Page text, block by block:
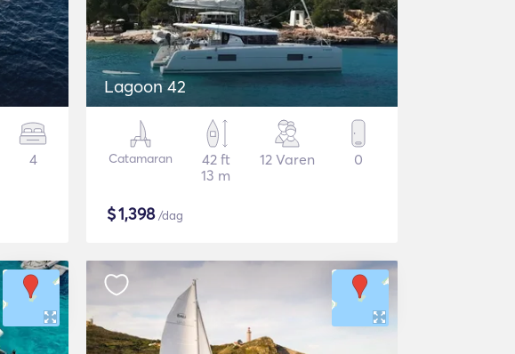
4
Lagoon 42
Catamaran
42 ft
13 m
12 Varen 0
$1,398/dag